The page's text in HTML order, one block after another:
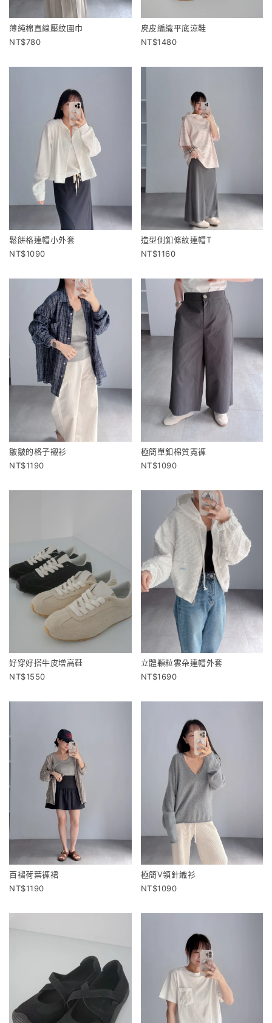
薄純棉直線壓紋圍巾
780
麂皮編織平底涼鞋
1480
鬆餅格連帽小外套
1090
造型側釦條紋連帽T
1160
皺皺的格子襯衫
1190
極簡單釦棉質寬褲
1090
好穿好搭牛皮增高鞋
1550
立體顆粒雲朵連帽外套
1690
百褶荷葉褲裙
1190
極簡V領針織衫
1090